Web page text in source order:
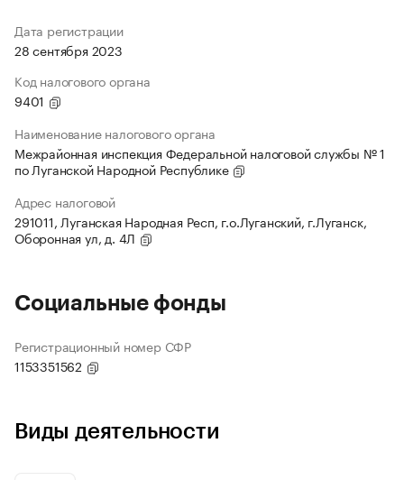
Дата регистрации
28 сентября 2023
Код налогового органа
9401
Наименование налогового органа
Межрайонная инспекция Федеральной налоговой службы № 1
по Луганской Народной Республике
Адрес налоговой
291011, Луганская Народная Респ, г.о.Луганский, г.Луганск,
Оборонная ул, д. 4Л
Социальные фонды
Регистрационный номер СФР
1153351562
Виды деятельности